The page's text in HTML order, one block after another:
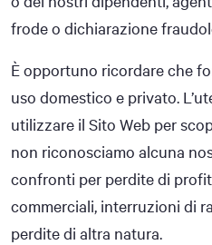
frode o dichiarazione
È opportuno ricordare che
uso domestico e privato.
utilizzare il Sito Web per
non riconosciamo alcuna
confronti per perdite di
commerciali, interruzioni di
perdite di altra natura.